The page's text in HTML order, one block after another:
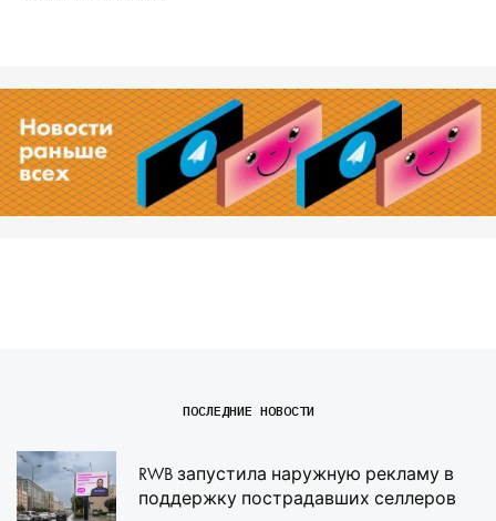
ПОСЛЕДНИЕ НОВОСТИ
RWB запустила наружную рекламу в
поддержку пострадавших селлеров